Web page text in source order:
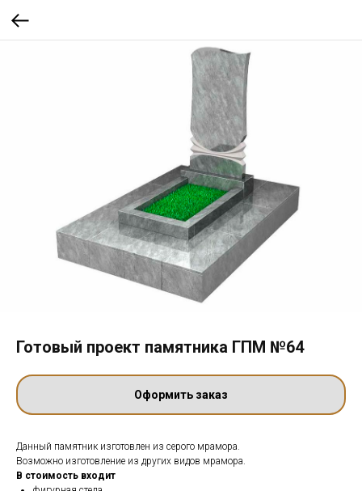
Готовый проект памятника ГПМ №64
Оформить заказ
Данный памятник изготовлен из серого мрамора.
Возможно изготовление из других видов мрамора.
В стоимость входит